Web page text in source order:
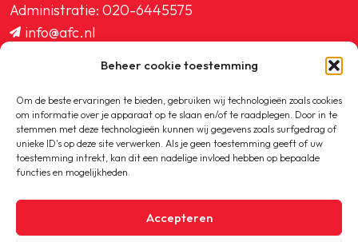
Beheer cookie toestemming
Om de beste ervaringen te bieden, gebruiken wij technologieën zoals cookies
om informatie over je apparaat op te slaan en/of te raadplegen. Door in te
stemmen met deze technologieën kunnen wij gegevens zoals surfgedrag of
unieke ID's op deze site verwerken. Als je geen toestemming geeft of uw
toestemming intrekt, kan dit een nadelige invloed hebben op bepaalde
functies en mogelijkheden.
Accepteren
Administratie: 020-6445575
info@afc.nl
ledenadministratie@afc.nl
Copyright © 2020-2026 AFC